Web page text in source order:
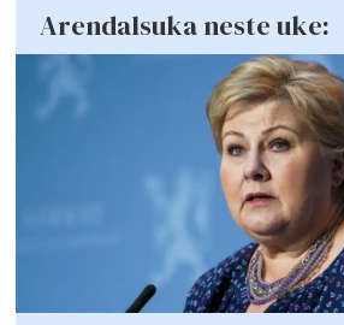
Arendalsuka neste uke: